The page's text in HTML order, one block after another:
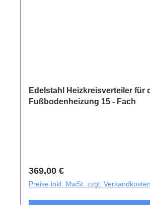
Edelstahl Heizkreisverteiler für
Fußbodenheizung 15 - Fach
Regulärer Preis:
369,00 €
Preise inkl. MwSt. zzgl. Versandkosten